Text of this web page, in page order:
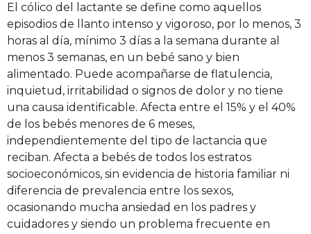
El cólico del lactante se define como aquellos
episodios de llanto intenso y vigoroso, por lo menos, 3
horas al día, mínimo 3 días a la semana durante al
menos 3 semanas, en un bebé sano y bien
alimentado. Puede acompañarse de flatulencia,
inquietud, irritabilidad o signos de dolor y no tiene
una causa identificable. Afecta entre el 15% y el 40%
de los bebés menores de 6 meses,
independientemente del tipo de lactancia que
reciban. Afecta a bebés de todos los estratos
socioeconómicos, sin evidencia de historia familiar ni
diferencia de prevalencia entre los sexos,
ocasionando mucha ansiedad en los padres y
cuidadores y siendo un problema frecuente en